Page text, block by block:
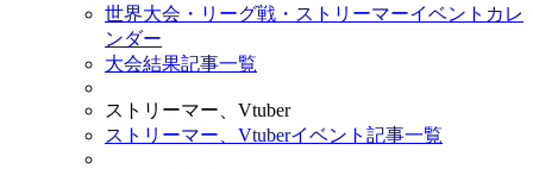
世界大会・リーグ戦・ストリーマーイベントカレ
ンダー
大会結果記事一覧
ストリーマー、Vtuber
ストリーマー、Vtuberイベント記事一覧